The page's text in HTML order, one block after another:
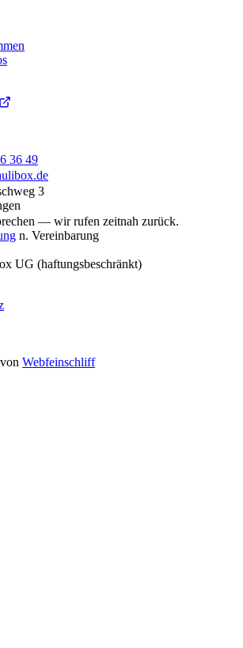
36 49
3
— wir rufen zeitnah zurück.
n. Vereinbarung
UG (haftungsbeschränkt)
Webfeinschliff